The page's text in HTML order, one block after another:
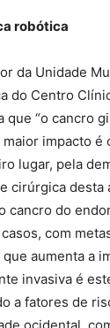
robótica
da Unidade
do Centro
que “o cancro
impacto é
lugar, pela
cirúrgica desta
cancro do
com
aumenta a
invasiva é
a fatores de
ocidental,